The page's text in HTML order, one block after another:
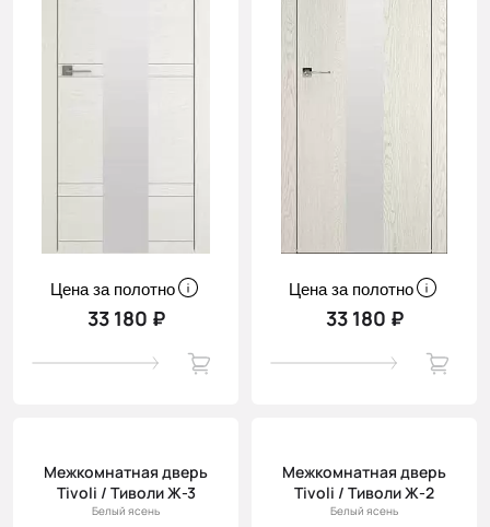
Цена за полотно
33 180 ₽
Цена за полотно
33 180 ₽
Межкомнатная дверь
Tivoli / Тиволи Ж-3
Белый ясень
Межкомнатная дверь
Tivoli / Тиволи Ж-2
Белый ясень